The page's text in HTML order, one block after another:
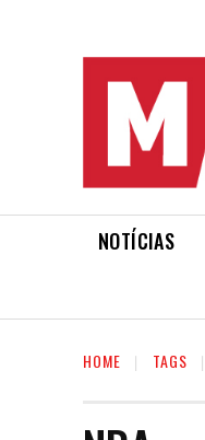
NOTÍCIAS
HOME TAGS